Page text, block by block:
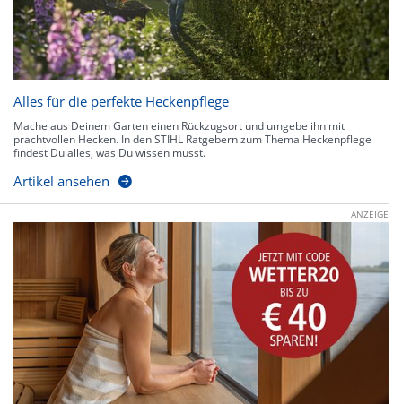
Alles für die perfekte Heckenpflege
Mache aus Deinem Garten einen Rückzugsort und umgebe ihn mit
prachtvollen Hecken. In den STIHL Ratgebern zum Thema Heckenpflege
findest Du alles, was Du wissen musst.
Artikel ansehen
ANZEIGE